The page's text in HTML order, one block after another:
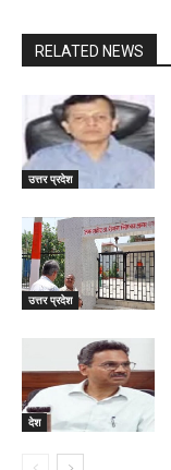
RELATED NEWS
उत्तर प्रदेश
उत्तर प्रदेश
देश